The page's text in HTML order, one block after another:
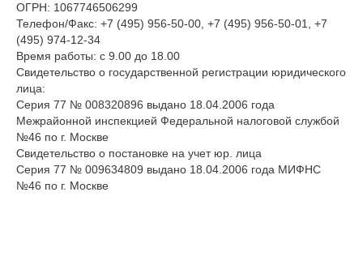
ОГРН: 1067746506299
Телефон/Факс: +7 (495) 956-50-00, +7 (495) 956-50-01, +7
(495) 974-12-34
Время работы: c 9.00 до 18.00
Свидетельство о государственной регистрации юридического
лица:
Серия 77 № 008320896 выдано 18.04.2006 года
Межрайонной инспекцией Федеральной налоговой службой
№46 по г. Москве
Свидетельство о постановке на учет юр. лица
Серия 77 № 009634809 выдано 18.04.2006 года МИФНС
№46 по г. Москве